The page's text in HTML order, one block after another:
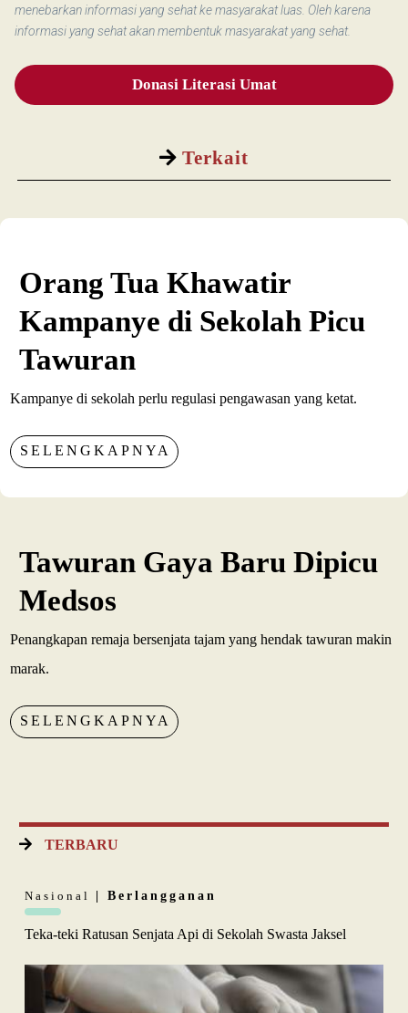
Terkait
menebarkan informasi yang sehat ke masyarakat luas. Oleh karena
informasi yang sehat akan membentuk masyarakat yang sehat.
Donasi Literasi Umat
Orang Tua Khawatir
Kampanye di Sekolah Picu
Tawuran
Kampanye di sekolah perlu regulasi pengawasan yang ketat.
SELENGKAPNYA
Tawuran Gaya Baru Dipicu
Medsos
Penangkapan remaja bersenjata tajam yang hendak tawuran makin
marak.
SELENGKAPNYA
TERBARU
Nasional | Berlangganan
Teka-teki Ratusan Senjata Api di Sekolah Swasta Jaksel